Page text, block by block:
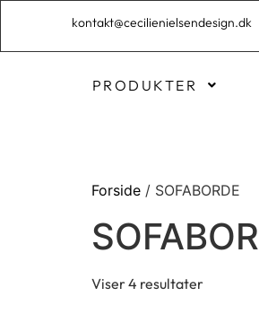
kontakt@cecilienielsendesign.dk
PRODUKTER
Forside / SOFABORDE
Viser 4 resultater